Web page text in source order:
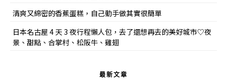
清爽又綿密的香蕉蛋糕，自己動手做其實很簡單
日本名古屋 4 天 3 夜行程懶人包，去了還想再去的美好城市♡夜
景、甜點、合掌村、松阪牛、雞翅
最新文章